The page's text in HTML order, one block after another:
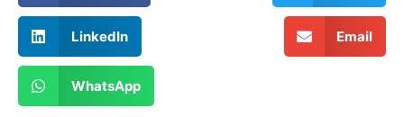
LinkedIn Email
WhatsApp